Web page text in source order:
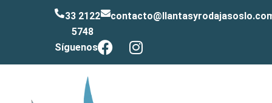
33 2122
5748
Síguenos